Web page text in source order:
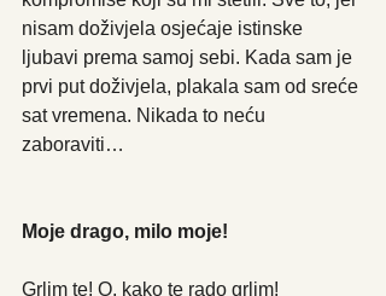
nisam doživjela osjećaje istinske
ljubavi prema samoj sebi. Kada sam je
prvi put doživjela, plakala sam od sreće
sat vremena. Nikada to neću
zaboraviti…
Moje drago, milo moje!
Grlim te! O, kako te rado grlim!